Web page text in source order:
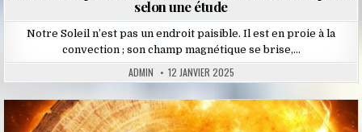
selon une étude
Notre Soleil n’est pas un endroit paisible. Il est en proie à la
convection ; son champ magnétique se brise,…
ADMIN 12 JANVIER 2025